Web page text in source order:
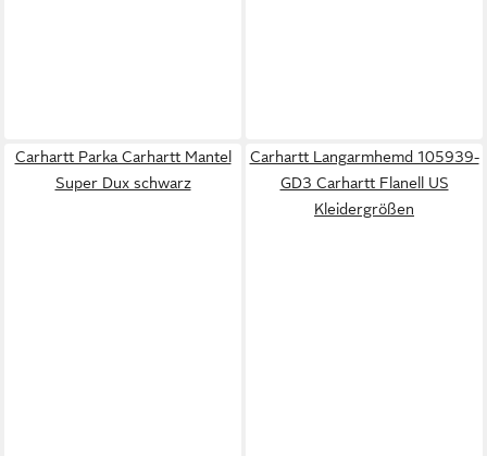
Carhartt Parka Carhartt Mantel
Super Dux schwarz
Carhartt Langarmhemd 105939-
GD3 Carhartt Flanell US
Kleidergrößen